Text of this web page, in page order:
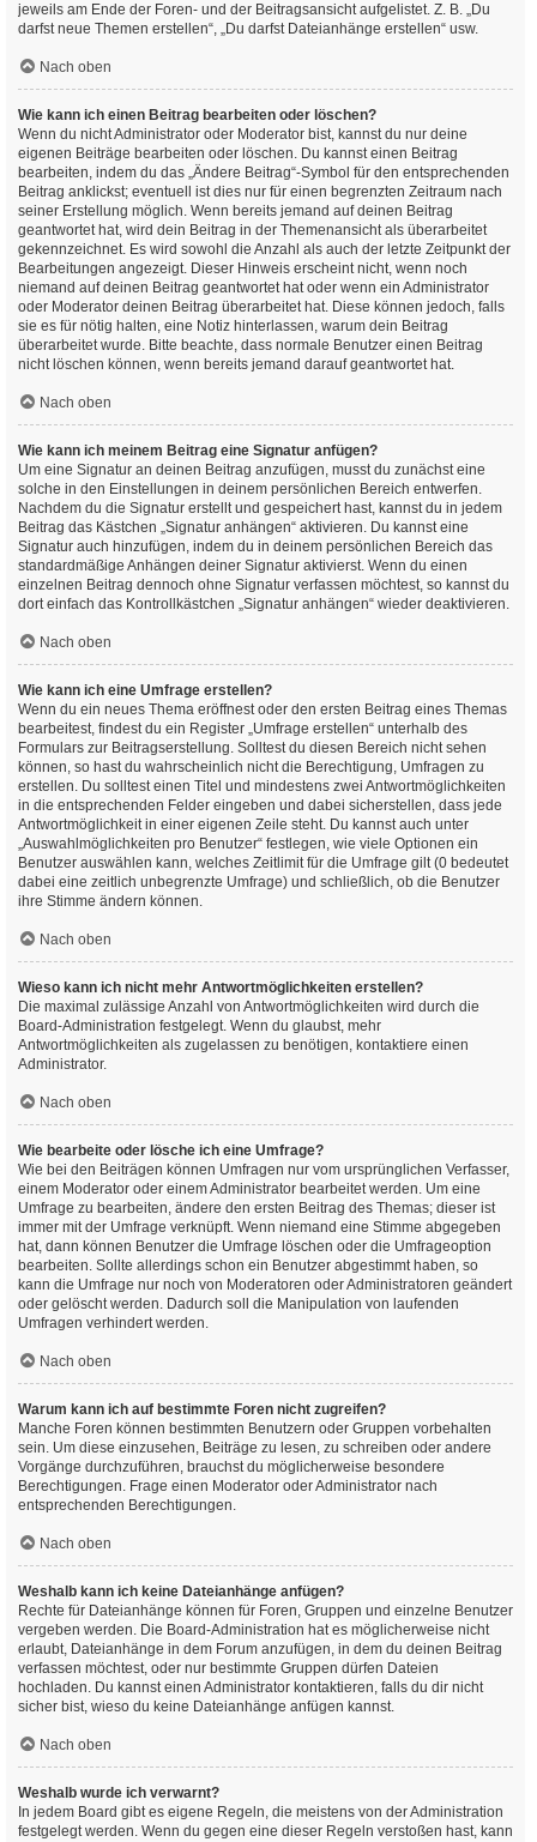
jeweils am Ende der Foren- und der Beitragsansicht aufgelistet. Z. B. „Du
darfst neue Themen erstellen“, „Du darfst Dateianhänge erstellen“ usw.
Nach oben
Wie kann ich einen Beitrag bearbeiten oder löschen?
Wenn du nicht Administrator oder Moderator bist, kannst du nur deine
eigenen Beiträge bearbeiten oder löschen. Du kannst einen Beitrag
bearbeiten, indem du das „Ändere Beitrag“-Symbol für den entsprechenden
Beitrag anklickst; eventuell ist dies nur für einen begrenzten Zeitraum nach
seiner Erstellung möglich. Wenn bereits jemand auf deinen Beitrag
geantwortet hat, wird dein Beitrag in der Themenansicht als überarbeitet
gekennzeichnet. Es wird sowohl die Anzahl als auch der letzte Zeitpunkt der
Bearbeitungen angezeigt. Dieser Hinweis erscheint nicht, wenn noch
niemand auf deinen Beitrag geantwortet hat oder wenn ein Administrator
oder Moderator deinen Beitrag überarbeitet hat. Diese können jedoch, falls
sie es für nötig halten, eine Notiz hinterlassen, warum dein Beitrag
überarbeitet wurde. Bitte beachte, dass normale Benutzer einen Beitrag
nicht löschen können, wenn bereits jemand darauf geantwortet hat.
Nach oben
Wie kann ich meinem Beitrag eine Signatur anfügen?
Um eine Signatur an deinen Beitrag anzufügen, musst du zunächst eine
solche in den Einstellungen in deinem persönlichen Bereich entwerfen.
Nachdem du die Signatur erstellt und gespeichert hast, kannst du in jedem
Beitrag das Kästchen „Signatur anhängen“ aktivieren. Du kannst eine
Signatur auch hinzufügen, indem du in deinem persönlichen Bereich das
standardmäßige Anhängen deiner Signatur aktivierst. Wenn du einen
einzelnen Beitrag dennoch ohne Signatur verfassen möchtest, so kannst du
dort einfach das Kontrollkästchen „Signatur anhängen“ wieder deaktivieren.
Nach oben
Wie kann ich eine Umfrage erstellen?
Wenn du ein neues Thema eröffnest oder den ersten Beitrag eines Themas
bearbeitest, findest du ein Register „Umfrage erstellen“ unterhalb des
Formulars zur Beitragserstellung. Solltest du diesen Bereich nicht sehen
können, so hast du wahrscheinlich nicht die Berechtigung, Umfragen zu
erstellen. Du solltest einen Titel und mindestens zwei Antwortmöglichkeiten
in die entsprechenden Felder eingeben und dabei sicherstellen, dass jede
Antwortmöglichkeit in einer eigenen Zeile steht. Du kannst auch unter
„Auswahlmöglichkeiten pro Benutzer“ festlegen, wie viele Optionen ein
Benutzer auswählen kann, welches Zeitlimit für die Umfrage gilt (0 bedeutet
dabei eine zeitlich unbegrenzte Umfrage) und schließlich, ob die Benutzer
ihre Stimme ändern können.
Nach oben
Wieso kann ich nicht mehr Antwortmöglichkeiten erstellen?
Die maximal zulässige Anzahl von Antwortmöglichkeiten wird durch die
Board-Administration festgelegt. Wenn du glaubst, mehr
Antwortmöglichkeiten als zugelassen zu benötigen, kontaktiere einen
Administrator.
Nach oben
Wie bearbeite oder lösche ich eine Umfrage?
Wie bei den Beiträgen können Umfragen nur vom ursprünglichen Verfasser,
einem Moderator oder einem Administrator bearbeitet werden. Um eine
Umfrage zu bearbeiten, ändere den ersten Beitrag des Themas; dieser ist
immer mit der Umfrage verknüpft. Wenn niemand eine Stimme abgegeben
hat, dann können Benutzer die Umfrage löschen oder die Umfrageoption
bearbeiten. Sollte allerdings schon ein Benutzer abgestimmt haben, so
kann die Umfrage nur noch von Moderatoren oder Administratoren geändert
oder gelöscht werden. Dadurch soll die Manipulation von laufenden
Umfragen verhindert werden.
Nach oben
Warum kann ich auf bestimmte Foren nicht zugreifen?
Manche Foren können bestimmten Benutzern oder Gruppen vorbehalten
sein. Um diese einzusehen, Beiträge zu lesen, zu schreiben oder andere
Vorgänge durchzuführen, brauchst du möglicherweise besondere
Berechtigungen. Frage einen Moderator oder Administrator nach
entsprechenden Berechtigungen.
Nach oben
Weshalb kann ich keine Dateianhänge anfügen?
Rechte für Dateianhänge können für Foren, Gruppen und einzelne Benutzer
vergeben werden. Die Board-Administration hat es möglicherweise nicht
erlaubt, Dateianhänge in dem Forum anzufügen, in dem du deinen Beitrag
verfassen möchtest, oder nur bestimmte Gruppen dürfen Dateien
hochladen. Du kannst einen Administrator kontaktieren, falls du dir nicht
sicher bist, wieso du keine Dateianhänge anfügen kannst.
Nach oben
Weshalb wurde ich verwarnt?
In jedem Board gibt es eigene Regeln, die meistens von der Administration
festgelegt werden. Wenn du gegen eine dieser Regeln verstoßen hast, kann